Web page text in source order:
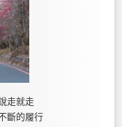
走就走
斷的履行